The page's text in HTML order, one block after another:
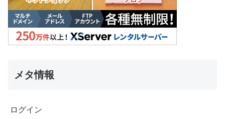
メタ情報
ログイン